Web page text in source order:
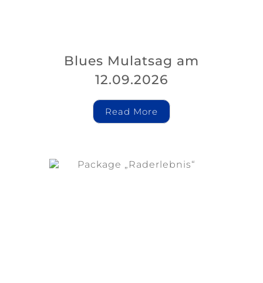
Blues Mulatsag am
12.09.2026
Read More